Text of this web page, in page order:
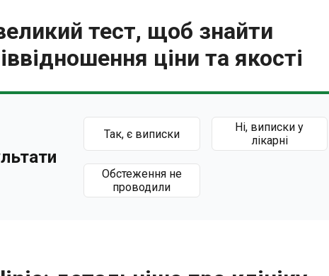
тест, щоб знайти
ціни та якості
Так, є виписки
Ні, виписки у
лікарні
Обстеження не
проводили